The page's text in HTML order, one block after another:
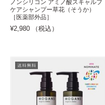
ノンシリコン アミノ酸スキャルプ
ケアシャンプー草花（そうか）
［医薬部外品］
¥2,980 （税込）